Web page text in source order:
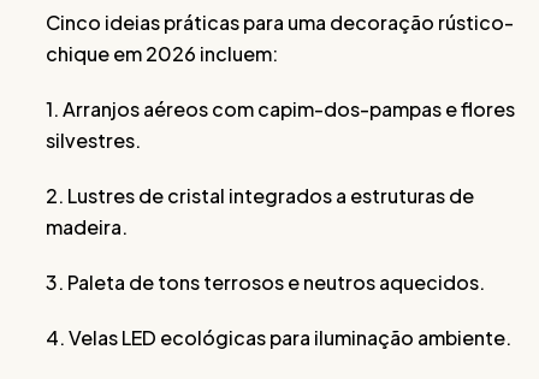
Cinco ideias práticas para uma decoração rústico-
chique em 2026 incluem:
1. Arranjos aéreos com capim-dos-pampas e flores
silvestres.
2. Lustres de cristal integrados a estruturas de
madeira.
3. Paleta de tons terrosos e neutros aquecidos.
4. Velas LED ecológicas para iluminação ambiente.